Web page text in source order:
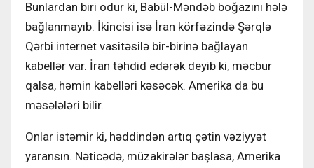
Bunlardan biri odur ki, Babül-Məndəb boğazını hələ
bağlanmayıb. İkincisi isə İran körfəzində Şərqlə
Qərbi internet vasitəsilə bir-birinə bağlayan
kabellər var. İran təhdid edərək deyib ki, məcbur
qalsa, həmin kabelləri kəsəcək. Amerika da bu
məsələləri bilir.
Onlar istəmir ki, həddindən artıq çətin vəziyyət
yaransın. Nəticədə, müzakirələr başlasa, Amerika